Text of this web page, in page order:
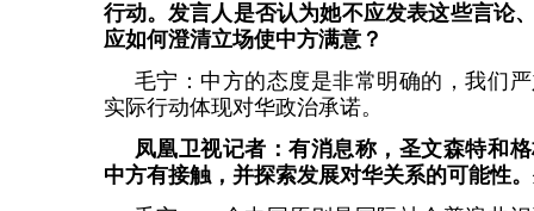
行动。发言人是否认为她不应发表这些言论
应如何澄清立场使中方满意？
毛宁：中方的态度是非常明确的，我们
实际行动体现对华政治承诺。
凤凰卫视记者：有消息称，圣文森特和
中方有接触，并探索发展对华关系的可能性